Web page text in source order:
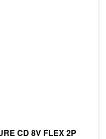
CD 8V FLEX 2P